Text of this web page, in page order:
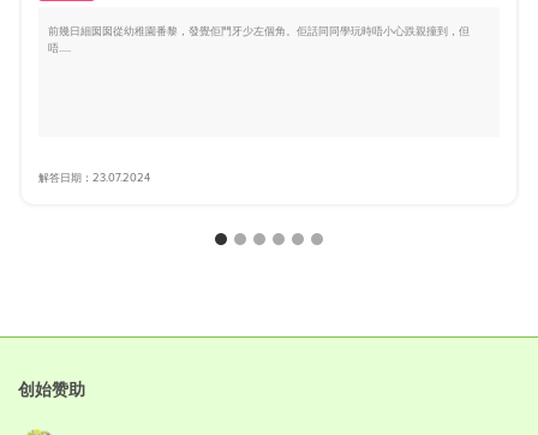
前幾日細囡囡從幼稚園番黎，發覺佢門牙少左個角。佢話同同學玩時唔小心跌親撞到，但
唔.....
解答日期：23.07.2024
创始赞助